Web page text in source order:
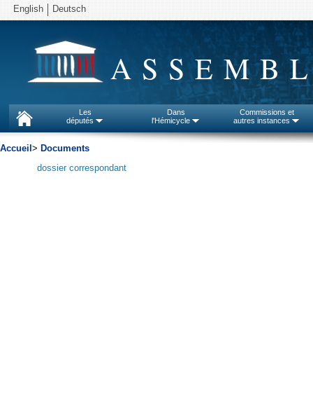
English Deutsch
Les
députés
Dans
l'Hémicycle
Commissions et
autres instances
Accueil > Documents
dossier correspondant